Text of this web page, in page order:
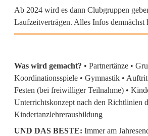
Ab 2024 wird es dann Clubgruppen
Laufzeitverträgen. Alles Infos demnächst
Was wird gemacht? • Partnertänze •
Koordinationsspiele • Gymnastik •
Festen (bei freiwilliger Teilnahme) •
Unterrichtskonzept nach den Richtlinien
Kindertanzlehrerausbildung
UND DAS BESTE: Immer am